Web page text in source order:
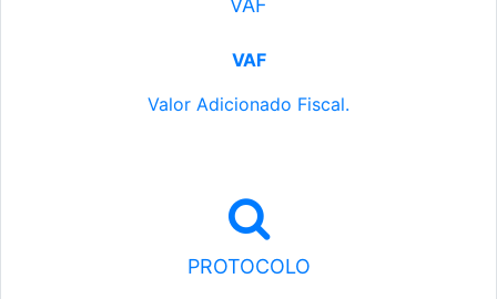
VAF
VAF
Valor Adicionado Fiscal.
PROTOCOLO